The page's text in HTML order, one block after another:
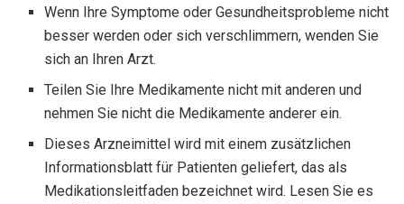
Wenn Ihre Symptome oder Gesundheitsprobleme nicht
besser werden oder sich verschlimmern, wenden Sie
sich an Ihren Arzt.
Teilen Sie Ihre Medikamente nicht mit anderen und
nehmen Sie nicht die Medikamente anderer ein.
Dieses Arzneimittel wird mit einem zusätzlichen
Informationsblatt für Patienten geliefert, das als
Medikationsleitfaden bezeichnet wird. Lesen Sie es